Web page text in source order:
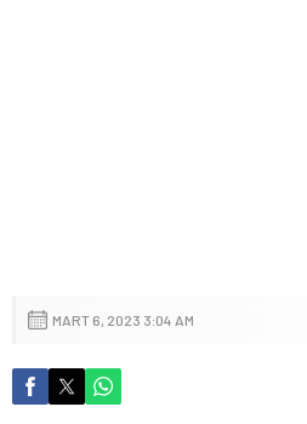
MART 6, 2023 3:04 AM